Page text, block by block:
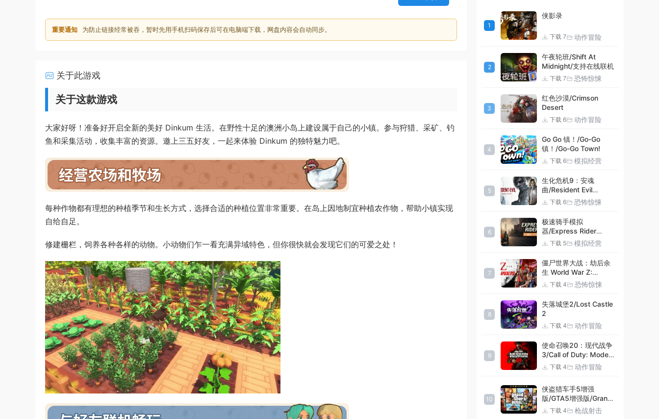
重要通知 为防止链接经常被吞，暂时先用手机扫码保存后可在电脑端下载，网盘内容会自动同步。
关于此游戏
关于这款游戏
大家好呀！准备好开启全新的美好 Dinkum 生活。在野性十足的澳洲小岛上建设属于自己的小镇。参与狩猎、采矿、钓
鱼和采集活动，收集丰富的资源。邀上三五好友，一起来体验 Dinkum 的独特魅力吧。
每种作物都有理想的种植季节和生长方式，选择合适的种植位置非常重要。在岛上因地制宜种植农作物，帮助小镇实现
自给自足。
修建栅栏，饲养各种各样的动物。小动物们乍一看充满异域特色，但你很快就会发现它们的可爱之处！
1
侠影录
下载 7 动作冒险
2
午夜轮班/Shift At
Midnight/支持在线联机
下载 7 恐怖惊悚
3
红色沙漠/Crimson
Desert
下载 6 动作冒险
4
Go Go 镇！/Go-Go
镇！/Go-Go Town!
下载 6 模拟经营
5
生化危机9：安魂
曲/Resident Evil
Requiem
下载 6 恐怖惊悚
6
极速骑手模拟
器/Express Rider
Simulator
下载 5 模拟经营
7
僵尸世界大战：劫后余
生 World War Z:
Aftermath |官方中文
09.27.24 v20240924
集成DLCs 赠多项修改器
+赠999等级.荣誉技能.
紫色荣誉头框.荣誉枪械
技能.解锁存档 解压即玩
下载 4 恐怖惊悚
8
失落城堡2/Lost Castle
2
下载 4 动作冒险
9
使命召唤20：现代战争
3/Call of Duty: Modern
Warfare III
下载 4 动作冒险
10
侠盗猎车手5增强
版/GTA5增强版/Grand
Theft Auto V
下载 4 枪战射击